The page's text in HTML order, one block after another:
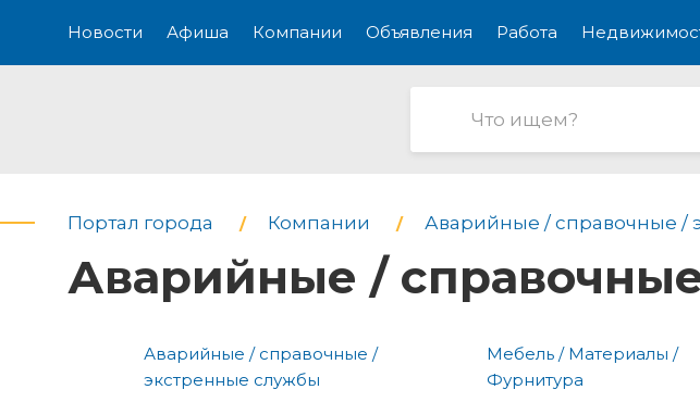
Новости Афиша Компании Объявления Работа
Портал города Компании Аварийные / справочные /
Аварийные /
Аварийные / справочные /
экстренные службы
Мебель / Материалы /
Фурнитура